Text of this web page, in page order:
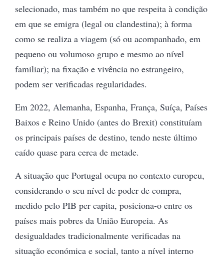
selecionado, mas também no que respeita à condição
em que se emigra (legal ou clandestina); à forma
como se realiza a viagem (só ou acompanhado, em
pequeno ou volumoso grupo e mesmo ao nível
familiar); na fixação e vivência no estrangeiro,
podem ser verificadas regularidades.
Em 2022, Alemanha, Espanha, França, Suíça, Países
Baixos e Reino Unido (antes do Brexit) constituíam
os principais países de destino, tendo neste último
caído quase para cerca de metade.
A situação que Portugal ocupa no contexto europeu,
considerando o seu nível de poder de compra,
medido pelo PIB per capita, posiciona-o entre os
países mais pobres da União Europeia. As
desigualdades tradicionalmente verificadas na
situação económica e social, tanto a nível interno